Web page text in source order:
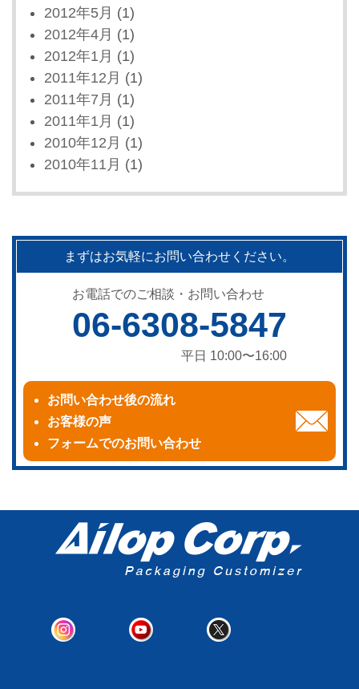
2012年5月 (1)
2012年4月 (1)
2012年1月 (1)
2011年12月 (1)
2011年7月 (1)
2011年1月 (1)
2010年12月 (1)
2010年11月 (1)
まずはお気軽にお問い合わせください。
お電話でのご相談・お問い合わせ
06-6308-5847
平日 10:00〜16:00
お問い合わせ後の流れ
お客様の声
フォームでのお問い合わせ